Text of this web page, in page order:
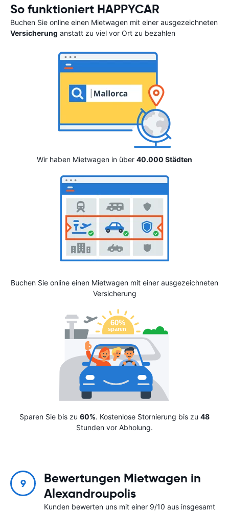
So funktioniert HAPPYCAR
Buchen Sie online einen Mietwagen mit einer ausgezeichneten
Versicherung anstatt zu viel vor Ort zu bezahlen
Wir haben Mietwagen in über 40.000 Städten
Buchen Sie online einen Mietwagen mit einer ausgezeichneten
Versicherung
Sparen Sie bis zu 60%. Kostenlose Stornierung bis zu 48
Stunden vor Abholung.
9
Bewertungen Mietwagen in
Alexandroupolis
Kunden bewerten uns mit einer 9/10 aus insgesamt